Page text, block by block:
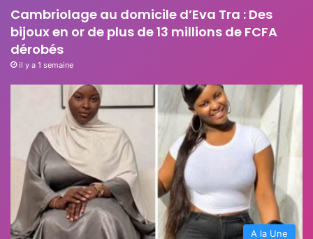
Cambriolage au domicile d’Eva Tra : Des
bijoux en or de plus de 13 millions de FCFA
dérobés
il y a 1 semaine
A la Une